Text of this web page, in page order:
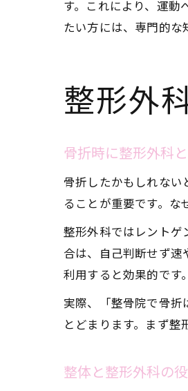
す。これにより、運動
たい方には、専門的な
整形外
骨折時に整形外科
骨折したかもしれない
ることが重要です。な
整形外科ではレントゲ
合は、自己判断せず
利用すると効果的です。
実際、「整骨院で骨
とどまります。まず整
整体と整形外科の